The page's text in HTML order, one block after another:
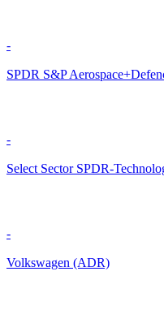
-
SPDR S&P
-
Select Sector SPDR-
-
Volkswagen (ADR)